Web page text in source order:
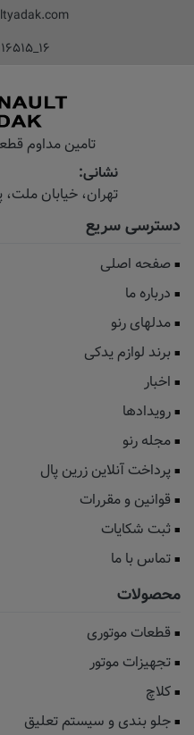
۰۲۱
تامین مداوم
نشانی:
تهران، خیابان‌ ملت،
دسترسی سریع
صفحه اصلی
درباره ما
مدلهای رنو
برند لوازم یدکی
اخبار
رویدادها
مجله رنو
پرداخت آنلاین زرین پال
قوانین و مقررات
ثبت شکایات
تماس با ما
محصولات
قطعات موتوری
تجهیزات موتور
کلاچ
جلو بندی و سیستم تعلیق